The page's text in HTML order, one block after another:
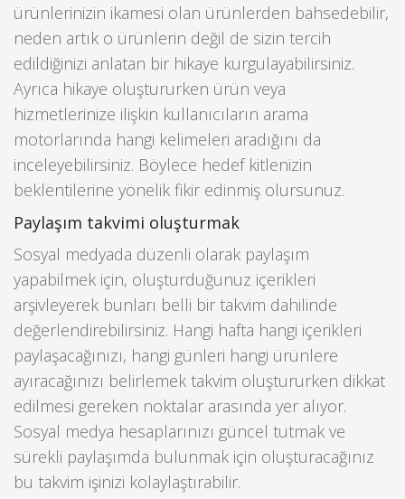
ürünlerinizin ikamesi olan ürünlerden bahsedebilir,
neden artık o ürünlerin değil de sizin tercih
edildiğinizi anlatan bir hikaye kurgulayabilirsiniz.
Ayrıca hikaye oluştururken ürün veya
hizmetlerinize ilişkin kullanıcıların arama
motorlarında hangi kelimeleri aradığını da
inceleyebilirsiniz. Böylece hedef kitlenizin
beklentilerine yönelik fikir edinmiş olursunuz.
Paylaşım takvimi oluşturmak
Sosyal medyada düzenli olarak paylaşım
yapabilmek için, oluşturduğunuz içerikleri
arşivleyerek bunları belli bir takvim dahilinde
değerlendirebilirsiniz. Hangi hafta hangi içerikleri
paylaşacağınızı, hangi günleri hangi ürünlere
ayıracağınızı belirlemek takvim oluştururken dikkat
edilmesi gereken noktalar arasında yer alıyor.
Sosyal medya hesaplarınızı güncel tutmak ve
sürekli paylaşımda bulunmak için oluşturacağınız
bu takvim işinizi kolaylaştırabilir.